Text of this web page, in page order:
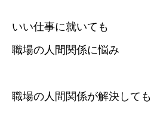
いい仕事に就いても
職場の人間関係に悩み
職場の人間関係が解決しても